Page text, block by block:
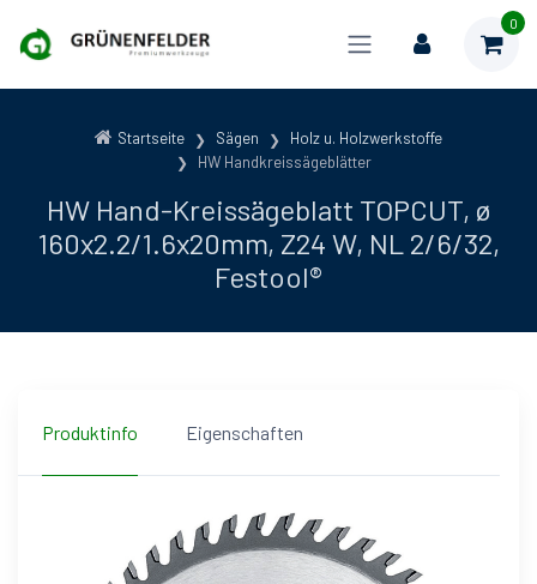
0
Startseite Sägen
Holz u. Holzwerkstoffe
HW Handkreissägeblätter
HW Hand-Kreissägeblatt TOPCUT, ø
160x2.2/1.6x20mm, Z24 W, NL 2/6/32,
Festool®
Produktinfo Eigenschaften